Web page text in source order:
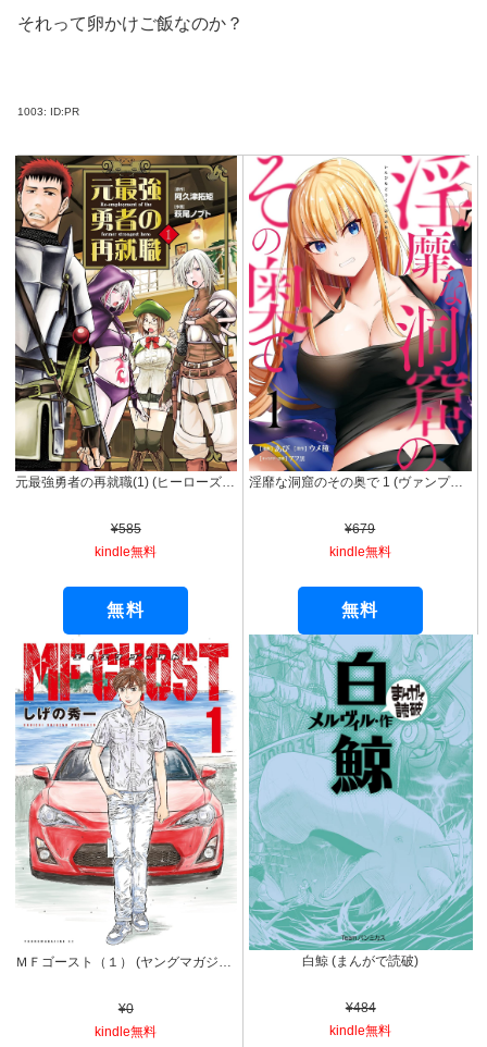
それって卵かけご飯なのか？
1003: ID:PR
元最強勇者の再就職(1) (ヒーローズコミックス わいるど)
¥585
kindle無料
無料
淫靡な洞窟のその奥で 1 (ヴァンプコミックス)
¥679
kindle無料
無料
ＭＦゴースト（１） (ヤングマガジンコミックス)
¥0
kindle無料
白鯨 (まんがで読破)
¥484
kindle無料